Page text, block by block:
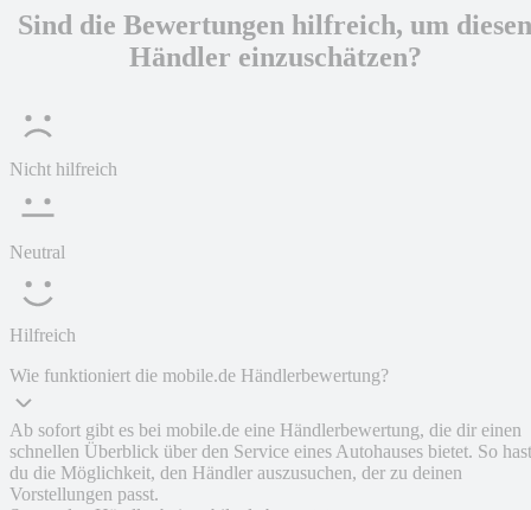
Sind die Bewertungen hilfreich, um diesen
Händler einzuschätzen?
Nicht hilfreich
Neutral
Hilfreich
Wie funktioniert die mobile.de Händlerbewertung?
Ab sofort gibt es bei mobile.de eine Händlerbewertung, die dir einen
schnellen Überblick über den Service eines Autohauses bietet. So hast
du die Möglichkeit, den Händler auszusuchen, der zu deinen
Vorstellungen passt.